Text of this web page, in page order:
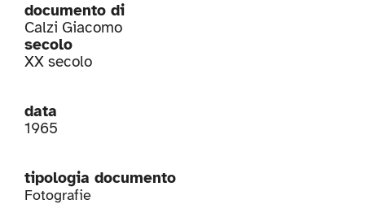
documento di
Calzi Giacomo
secolo
XX secolo
data
1965
tipologia documento
Fotografie